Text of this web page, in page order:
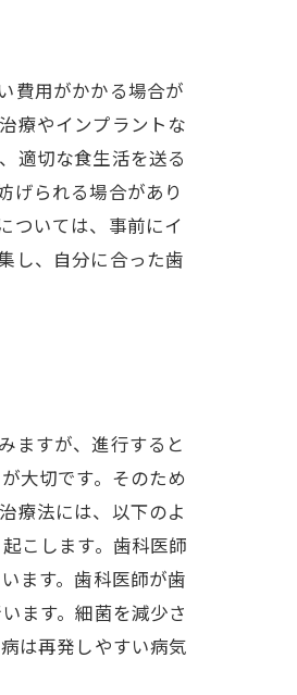
費用がかかる場合が
療やインプラントな
適切な食生活を送る
げられる場合があり
ついては、事前にイ
し、自分に合った歯
ますが、進行すると
大切です。そのため
療法には、以下のよ
こします。歯科医師
ます。歯科医師が歯
ます。細菌を減少さ
は再発しやすい病気